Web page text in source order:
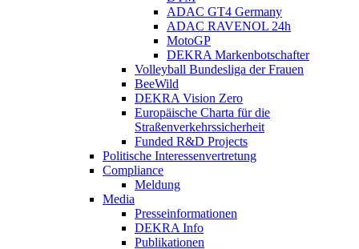
ADAC GT4 Germany
ADAC RAVENOL 24h
MotoGP
DEKRA Markenbotschafter
Volleyball Bundesliga der Frauen
BeeWild
DEKRA Vision Zero
Europäische Charta für die
Straßenverkehrssicherheit
Funded R&D Projects
Politische Interessenvertretung
Compliance
Meldung
Media
Presseinformationen
DEKRA Info
Publikationen